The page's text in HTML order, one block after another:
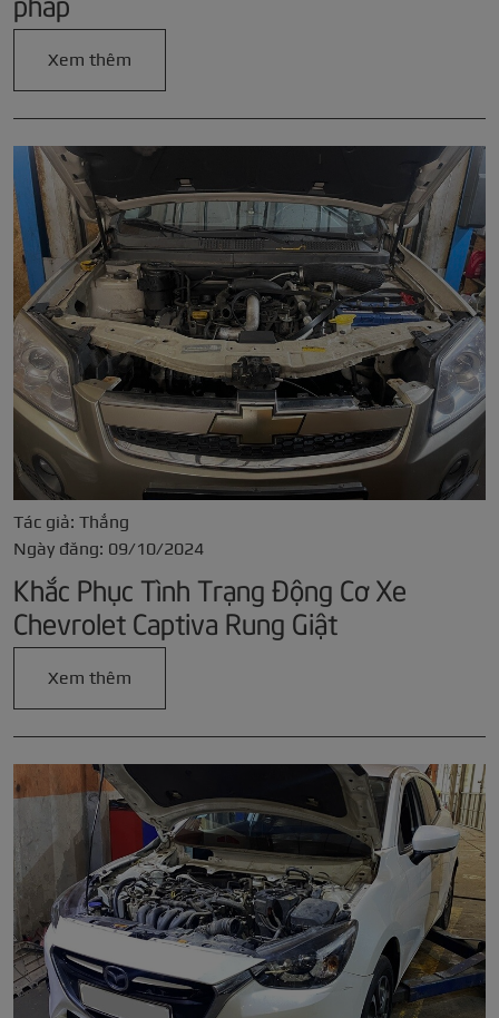
Xem thêm
Tác giả: Thắng
Ngày đăng: 09/10/2024
Khắc Phục Tình Trạng Động Cơ Xe
Chevrolet Captiva Rung Giật
Xem thêm